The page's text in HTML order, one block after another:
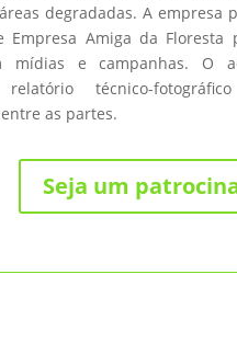
degradadas. A empresa
Empresa Amiga da Floresta
mídias e campanhas. O
técnico-
as partes.
Seja um